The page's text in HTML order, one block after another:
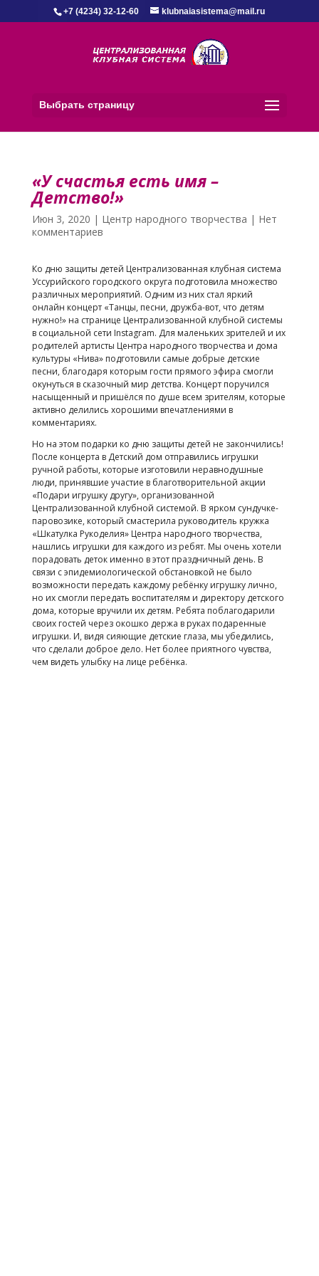
+7 (4234) 32-12-60 klubnaiasistema@mail.ru
Выбрать страницу
«У счастья есть имя –
Детство!»
Июн 3, 2020 | Центр народного творчества | Нет
комментариев
Ко дню защиты детей Централизованная клубная система
Уссурийского городского округа подготовила множество
различных мероприятий. Одним из них стал яркий
онлайн концерт «Танцы, песни, дружба-вот, что детям
нужно!» на странице Централизованной клубной системы
в социальной сети Instagram. Для маленьких зрителей и их
родителей артисты Центра народного творчества и дома
культуры «Нива» подготовили самые добрые детские
песни, благодаря которым гости прямого эфира смогли
окунуться в сказочный мир детства. Концерт поручился
насыщенный и пришёлся по душе всем зрителям, которые
активно делились хорошими впечатлениями в
комментариях.
Но на этом подарки ко дню защиты детей не закончились!
После концерта в Детский дом отправились игрушки
ручной работы, которые изготовили неравнодушные
люди, принявшие участие в благотворительной акции
«Подари игрушку другу», организованной
Централизованной клубной системой. В ярком сундучке-
паровозике, который смастерила руководитель кружка
«Шкатулка Рукоделия» Центра народного творчества,
нашлись игрушки для каждого из ребят. Мы очень хотели
порадовать деток именно в этот праздничный день. В
связи с эпидемиологической обстановкой не было
возможности передать каждому ребёнку игрушку лично,
но их смогли передать воспитателям и директору детского
дома, которые вручили их детям. Ребята поблагодарили
своих гостей через окошко держа в руках подаренные
игрушки. И, видя сияющие детские глаза, мы убедились,
что сделали доброе дело. Нет более приятного чувства,
чем видеть улыбку на лице ребёнка.